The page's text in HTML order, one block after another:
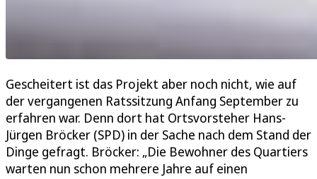
Gescheitert ist das Projekt aber noch nicht, wie auf
der vergangenen Ratssitzung Anfang September zu
erfahren war. Denn dort hat Ortsvorsteher Hans-
Jürgen Bröcker (SPD) in der Sache nach dem Stand der
Dinge gefragt. Bröcker: „Die Bewohner des Quartiers
warten nun schon mehrere Jahre auf einen